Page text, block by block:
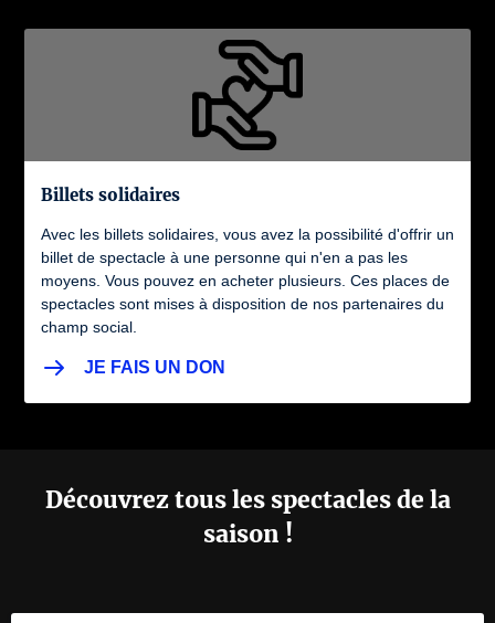
Billets solidaires
Avec les billets solidaires, vous avez la possibilité d'offrir un
billet de spectacle à une personne qui n'en a pas les
moyens. Vous pouvez en acheter plusieurs. Ces places de
spectacles sont mises à disposition de nos partenaires du
champ social.
JE FAIS UN DON
Découvrez tous les spectacles de la
saison !